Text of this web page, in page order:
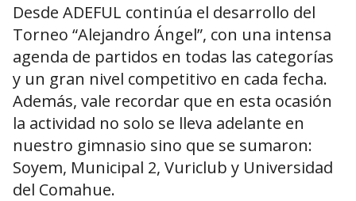
Desde ADEFUL continúa el desarrollo del
Torneo “Alejandro Ángel”, con una intensa
agenda de partidos en todas las categorías
y un gran nivel competitivo en cada fecha.
Además, vale recordar que en esta ocasión
la actividad no solo se lleva adelante en
nuestro gimnasio sino que se sumaron:
Soyem, Municipal 2, Vuriclub y Universidad
del Comahue.